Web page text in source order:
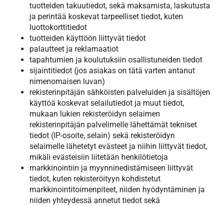
tuotteiden takuutiedot, sekä maksamista, laskutusta
ja perintää koskevat tarpeelliset tiedot, kuten
luottokorttitiedot
tuotteiden käyttöön liittyvät tiedot
palautteet ja reklamaatiot
tapahtumien ja koulutuksiin osallistuneiden tiedot
sijaintitiedot (jos asiakas on tätä varten antanut
nimenomaisen luvan)
rekisterinpitäjän sähköisten palveluiden ja sisältöjen
käyttöä koskevat selailutiedot ja muut tiedot,
mukaan lukien rekisteröidyn selaimen
rekisterinpitäjän palvelimelle lähettämät tekniset
tiedot (IP-osoite, selain) sekä rekisteröidyn
selaimelle lähetetyt evästeet ja niihin liittyvät tiedot,
mikäli evästeisiin liitetään henkilötietoja
markkinointiin ja myynninedistämiseen liittyvät
tiedot, kuten rekisteröityyn kohdistetut
markkinointitoimenpiteet, niiden hyödyntäminen ja
niiden yhteydessä annetut tiedot sekä